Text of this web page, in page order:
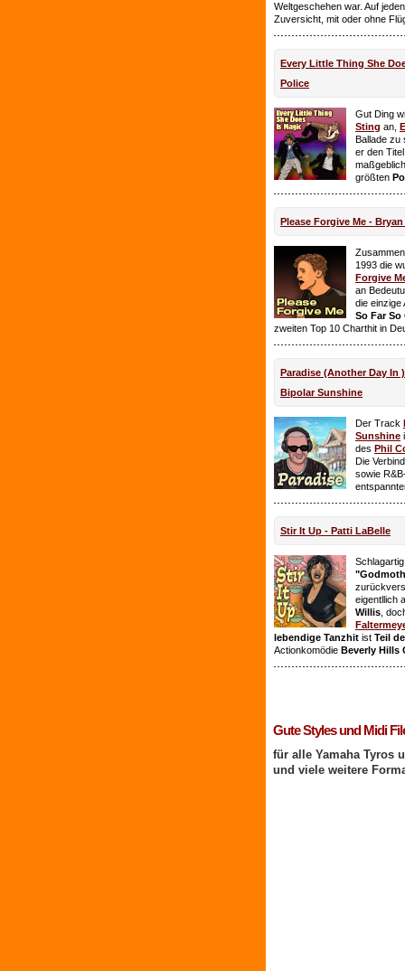
Weltgeschehen war. Auf
Zuversicht, mit oder ohne
Every Little Thing She
Police
Gut Ding
Sting an,
Ballade zu
er den
größten
Please Forgive Me -
1993 die
Forgive
an
die einzige
So Far So
zweiten Top 10 Charthit in
Paradise (Another Day In
Bipolar Sunshine
Der Track
Sunshine
des Phil
Die
sowie
Stir It Up - Patti LaBelle
eigentllich
Willis ,
lebendige Tanzhit ist Teil
Actionkomödie Beverly Hills
Gute Styles und Midi
für alle Yamaha Tyros
und viele weitere